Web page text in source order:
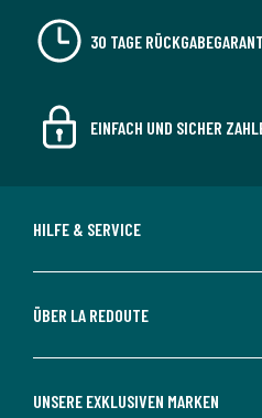
30 TAGE
EINFACH UND SICHER
HILFE & SERVICE
ÜBER LA REDOUTE
UNSERE EXKLUSIVEN MARKEN